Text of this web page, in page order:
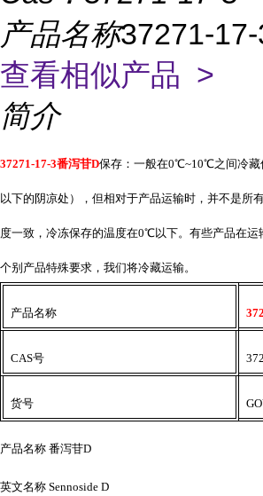
产品名称37271-
查看相似产品 >
简介
37271-17-3番泻苷D保存：一般在0℃~10℃之间冷藏
以下的阴凉处），但相对于产品运输时，并不是所
度一致，冷冻保存的温度在0℃以下。有些产品在运
个别产品特殊要求，我们将冷藏运输。
产品名称
CAS号
货号
产品名称 番泻苷D
英文名称 Sennoside D